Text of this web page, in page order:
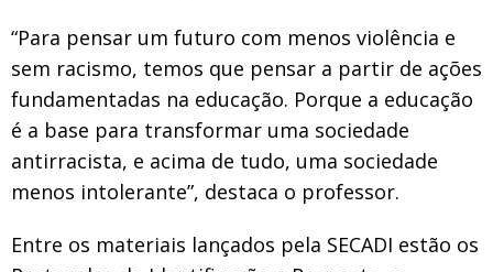
“Para pensar um futuro com menos violência e
sem racismo, temos que pensar a partir de ações
fundamentadas na educação. Porque a educação
é a base para transformar uma sociedade
antirracista, e acima de tudo, uma sociedade
menos intolerante”, destaca o professor.
Entre os materiais lançados pela SECADI estão os